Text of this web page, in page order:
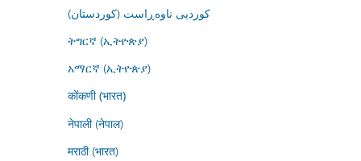
کوردیی ناوەڕاست (کوردستان)
ትግርኛ (ኢትዮጵያ)
አማርኛ (ኢትዮጵያ)
कोंकणी (भारत)
नेपाली (नेपाल)
मराठी (भारत)